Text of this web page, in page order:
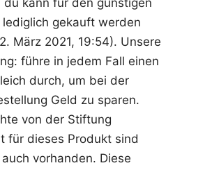
du kann für den günstigen
lediglich gekauft werden
März 2021, 19:54). Unsere
führe in jedem Fall einen
durch, um bei der
Geld zu sparen.
von der Stiftung
für dieses Produkt sind
vorhanden. Diese